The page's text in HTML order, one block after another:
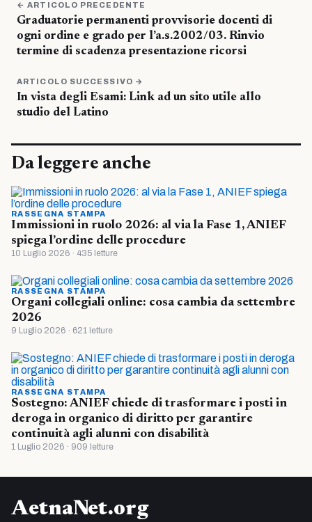
← ARTICOLO PRECEDENTE
Graduatorie permanenti provvisorie docenti di
ogni ordine e grado per l’a.s.2002/03. Rinvio
termine di scadenza presentazione ricorsi
ARTICOLO SUCCESSIVO →
In vista degli Esami: Link ad un sito utile allo
studio del Latino
Da leggere anche
RASSEGNA STAMPA
Immissioni in ruolo 2026: al via la Fase 1, ANIEF
spiega l’ordine delle procedure
10 Luglio 2026 · 435 letture
RASSEGNA STAMPA
Organi collegiali online: cosa cambia da settembre
2026
9 Luglio 2026 · 621 letture
RASSEGNA STAMPA
Sostegno: ANIEF chiede di trasformare i posti in
deroga in organico di diritto per garantire
continuità agli alunni con disabilità
1 Luglio 2026 · 909 letture
AetnaNet.org